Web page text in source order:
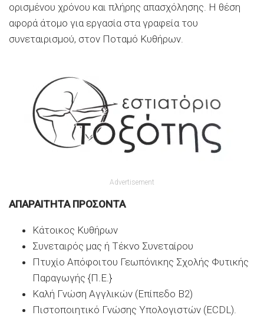
ορισμένου χρόνου και πλήρης απασχόλησης. Η θέση
αφορά άτομο για εργασία στα γραφεία του
συνεταιρισμού, στον Ποταμό Κυθήρων.
Advertisement
ΑΠΑΡΑΙΤΗΤΑ ΠΡΟΣΟΝΤΑ
Κάτοικος Κυθήρων
Συνεταιρός μας ή Τέκνο Συνεταίρου
Πτυχίο Απόφοιτου Γεωπόνικης Σχολής Φυτικής
Παραγωγής {Π.Ε.}
Καλή Γνώση Αγγλικών (Επίπεδο Β2)
Πιστοποιητικό Γνώσης Υπολογιστών (ΕCDL).